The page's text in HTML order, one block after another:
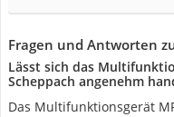
Fragen und Antworten
Lässt sich das
Scheppach angenehm
Das Multifunktionsgerät